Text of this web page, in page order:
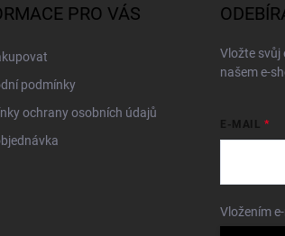
PRO VÁS
podmínky
ochrany osobních údajů
Vložte svůj
našem e-
E-MAIL
Vložením